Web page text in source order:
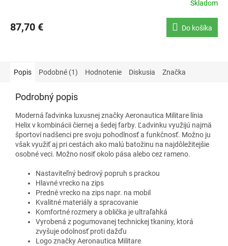
Skladom
87,70 € Do košíka
Popis Podobné (1) Hodnotenie Diskusia Značka
Podrobný popis
Moderná ľadvinka luxusnej značky Aeronautica Militare línia
Helixv kombinácii čiernej a šedej farby. Ľadvinku využijú najmä
športoví nadšenci pre svoju pohodlnosť a funkčnosť. Možno ju
však využiť aj pri cestách ako malú batožinu na najdôležitejšie
osobné veci. Možno nosiť okolo pása alebo cez rameno.
Nastaviteľný bedrový popruh s prackou
Hlavné vrecko na zips
Predné vrecko na zips napr. na mobil
Kvalitné materiály a spracovanie
Komfortné rozmery a oblička je ultraľahká
Vyrobená z pogumovanej technickej tkaniny, ktorá
zvyšuje odolnosť proti dažďu
Logo značky Aeronautica Militare